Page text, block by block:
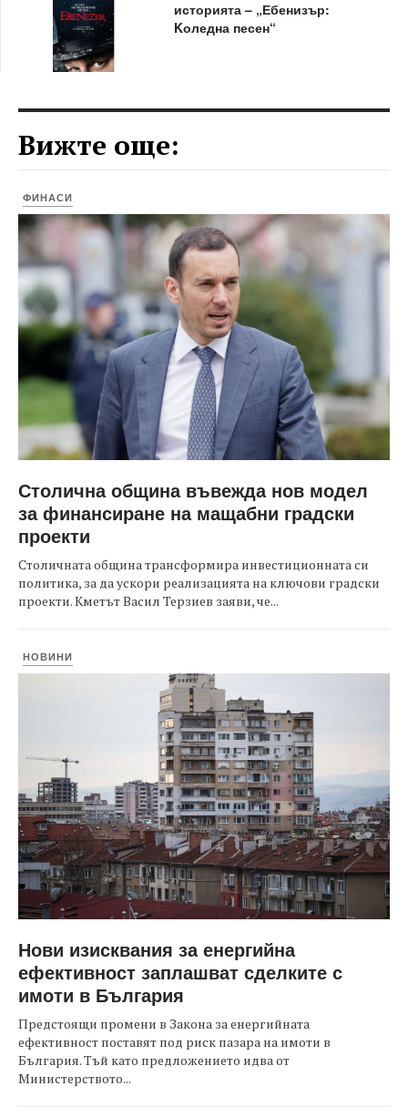
историята – „Ебенизър:
Kоледна песен“
Вижте още:
ФИНАСИ
Столична община въвежда нов модел
за финансиране на мащабни градски
проекти
Столичната община трансформира инвестиционната си
политика, за да ускори реализацията на ключови градски
проекти. Кметът Васил Терзиев заяви, че...
НОВИНИ
Нови изисквания за енергийна
ефективност заплашват сделките с
имоти в България
Предстоящи промени в Закона за енергийната
ефективност поставят под риск пазара на имоти в
България. Тъй като предложението идва от
Министерството...